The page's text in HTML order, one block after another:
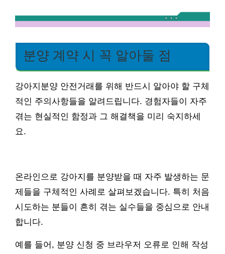
분양 계약 시 꼭 알아둘 점
강아지분양 안전거래를 위해 반드시 알아야 할 구체
적인 주의사항들을 알려드립니다. 경험자들이 자주
겪는 현실적인 함정과 그 해결책을 미리 숙지하세
요.
온라인으로 강아지를 분양받을 때 자주 발생하는 문
제들을 구체적인 사례로 살펴보겠습니다. 특히 처음
시도하는 분들이 흔히 겪는 실수들을 중심으로 안내
합니다.
예를 들어, 분양 신청 중 브라우저 오류로 인해 작성